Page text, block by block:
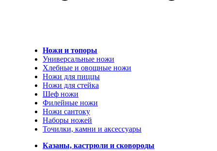
Ножи и топоры
Универсальные ножи
Хлебные и овощные ножи
Ножи для пиццы
Ножи для стейка
Шеф ножи
Филейные ножи
Ножи сантоку
Наборы ножей
Точилки, камни и аксессуары
Казаны, кастрюли и сковороды